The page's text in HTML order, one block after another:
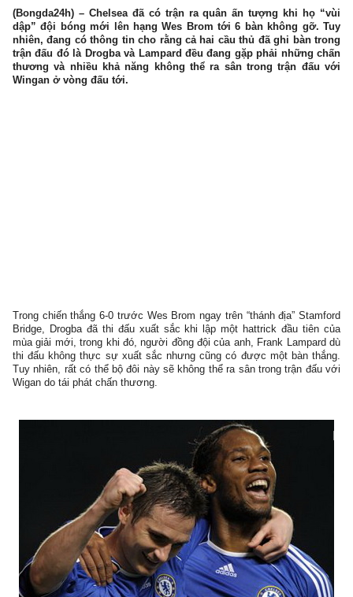
(Bongda24h) – Chelsea đã có trận ra quân ấn tượng khi họ “vùi
dập” đội bóng mới lên hạng Wes Brom tới 6 bàn không gỡ. Tuy
nhiên, đang có thông tin cho rằng cả hai cầu thủ đã ghi bàn trong
trận đấu đó là Drogba và Lampard đều đang gặp phải những chấn
thương và nhiều khả năng không thể ra sân trong trận đấu với
Wingan ở vòng đấu tới.
Trong chiến thắng 6-0 trước Wes Brom ngay trên “thánh địa” Stamford
Bridge, Drogba đã thi đấu xuất sắc khi lập một hattrick đầu tiên của
mùa giải mới, trong khi đó, người đồng đội của anh, Frank Lampard dù
thi đấu không thực sự xuất sắc nhưng cũng có được một bàn thắng.
Tuy nhiên, rất có thể bộ đôi này sẽ không thể ra sân trong trận đấu với
Wigan do tái phát chấn thương.